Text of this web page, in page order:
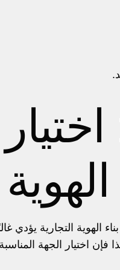
التجارية يؤدي
فإن اختيار الجهة